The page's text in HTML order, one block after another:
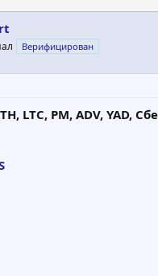
Верифицирован
LTC, PM, ADV, YAD,